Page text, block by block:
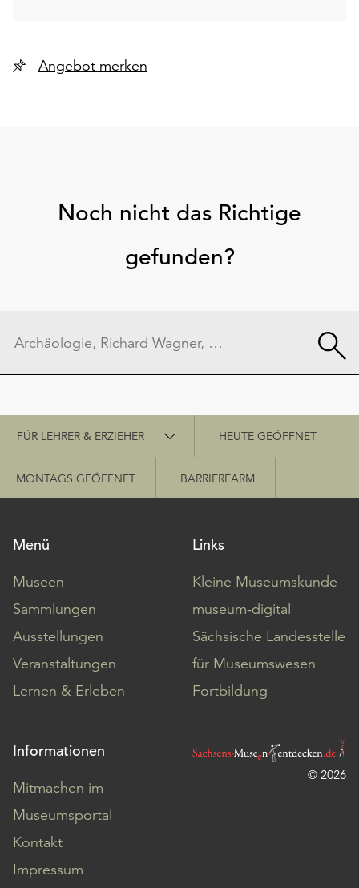
Angebot merken
Noch nicht das Richtige
gefunden?
Schnellzugriff
FÜR LEHRER & ERZIEHER HEUTE GEÖFFNET
MONTAGS GEÖFFNET BARRIEREARM
Menü
Museen
Sammlungen
Ausstellungen
Veranstaltungen
Lernen & Erleben
Links
Kleine Museumskunde
museum-digital
Sächsische Landesstelle
für Museumswesen
Fortbildung
Informationen
Mitmachen im
Museumsportal
Kontakt
Impressum
© 2026